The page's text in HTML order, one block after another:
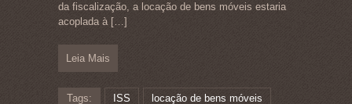
da fiscalização, a locação de bens móveis estaria
acoplada à[…]
Leia Mais
Tags: ISS locação de bens móveis